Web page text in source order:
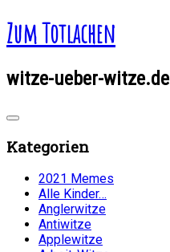
Zum Totlachen
witze-ueber-witze.de
Kategorien
2021 Memes
Alle Kinder…
Anglerwitze
Antiwitze
Applewitze